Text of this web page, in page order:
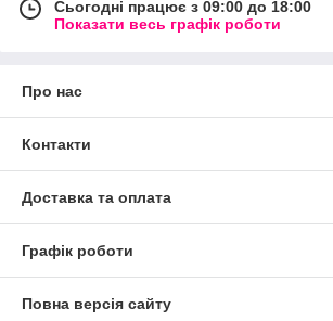
Сьогодні працює з 09:00 до 18:00
Показати весь графік роботи
Про нас
Контакти
Доставка та оплата
Графік роботи
Повна версія сайту